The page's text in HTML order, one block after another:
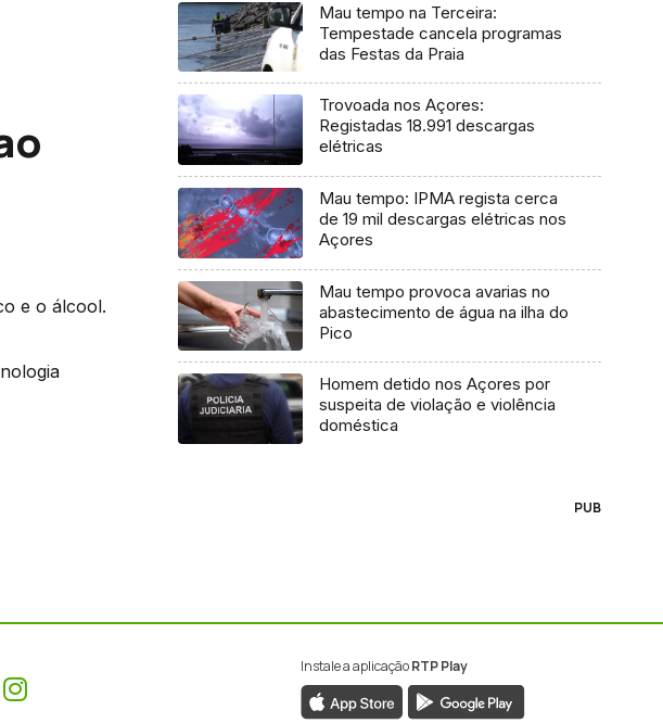
e o álcool.
Mau tempo na Terceira:
Tempestade cancela programas
das Festas da Praia
Trovoada nos Açores:
Registadas 18.991 descargas
elétricas
Mau tempo: IPMA regista cerca
de 19 mil descargas elétricas nos
Açores
Mau tempo provoca avarias no
abastecimento de água na ilha do
Pico
Homem detido nos Açores por
suspeita de violação e violência
doméstica
PUB
Facebook
Instagram
Instale a aplicaçãoRTP Play